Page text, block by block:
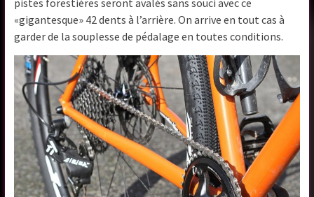
pistes forestières seront avalés sans souci avec ce
«gigantesque» 42 dents à l’arrière. On arrive en tout cas à
garder de la souplesse de pédalage en toutes conditions.